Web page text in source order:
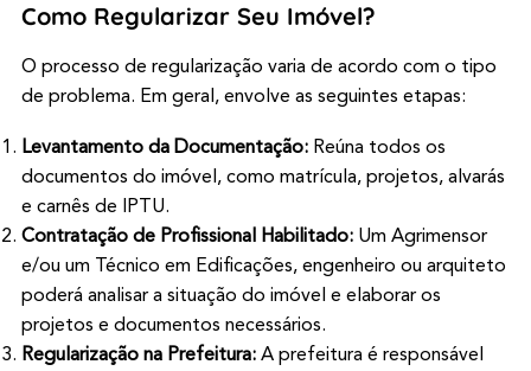
Como Regularizar Seu Imóvel?
O processo de regularização varia de acordo com o tipo
de problema. Em geral, envolve as seguintes etapas:
Levantamento da Documentação:Reúna todos os
documentos do imóvel, como matrícula, projetos, alvarás
e carnês de IPTU.
Contratação de Profissional Habilitado: Um Agrimensor
e/ou um Técnico em Edificações, engenheiro ou arquiteto
poderá analisar a situação do imóvel e elaborar os
projetos e documentos necessários.
Regularização na Prefeitura: A prefeitura é responsável